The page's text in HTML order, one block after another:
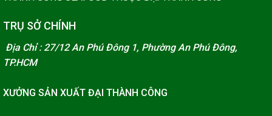
TRỤ SỞ CHÍNH
Địa Chỉ : 27/12 An Phú Đông 1, Phường An Phú Đông,
TP.HCM
XƯỞNG SẢN XUẤT ĐẠI THÀNH CÔNG